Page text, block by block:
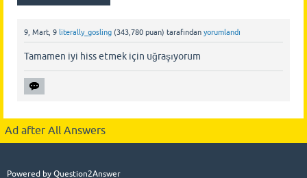
9, Mart, 9 literally_gosling (343,780 puan) tarafından yorumlandı
Tamamen iyi hiss etmek için uğraşıyorum
Ad after All Answers
Powered by Question2Answer